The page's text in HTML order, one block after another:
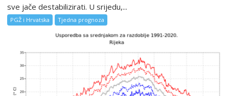
sve jače destabilizirati. U srijedu,...
PGŽ i Hrvatska Tjedna prognoza